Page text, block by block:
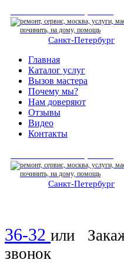
Санкт-Петербург
Главная
Каталог услуг
Вызов мастера
Почему мы?
Нам доверяют
Отзывы
Видео
Контакты
Санкт-Петербург
36-32 или
звонок